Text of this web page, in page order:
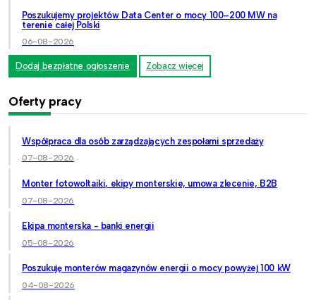
Poszukujemy projektów Data Center o mocy 100–200 MW na
terenie całej Polski
06-08-2026
Dodaj bezpłatne ogłoszenie Zobacz więcej
Oferty pracy
Współpraca dla osób zarządzających zespołami sprzedaży
07-08-2026
Monter fotowoltaiki, ekipy monterskie, umowa zlecenie, B2B
07-08-2026
Ekipa monterska - banki energii
05-08-2026
Poszukuję monterów magazynów energii o mocy powyżej 100 kW
04-08-2026